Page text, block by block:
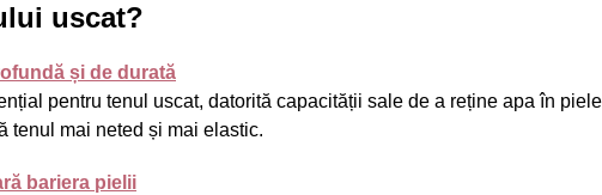
uscat?
și de durată
pentru tenul uscat, datorită capacității sale de a reține apa în
tenul mai neted și mai elastic.
bariera pielii